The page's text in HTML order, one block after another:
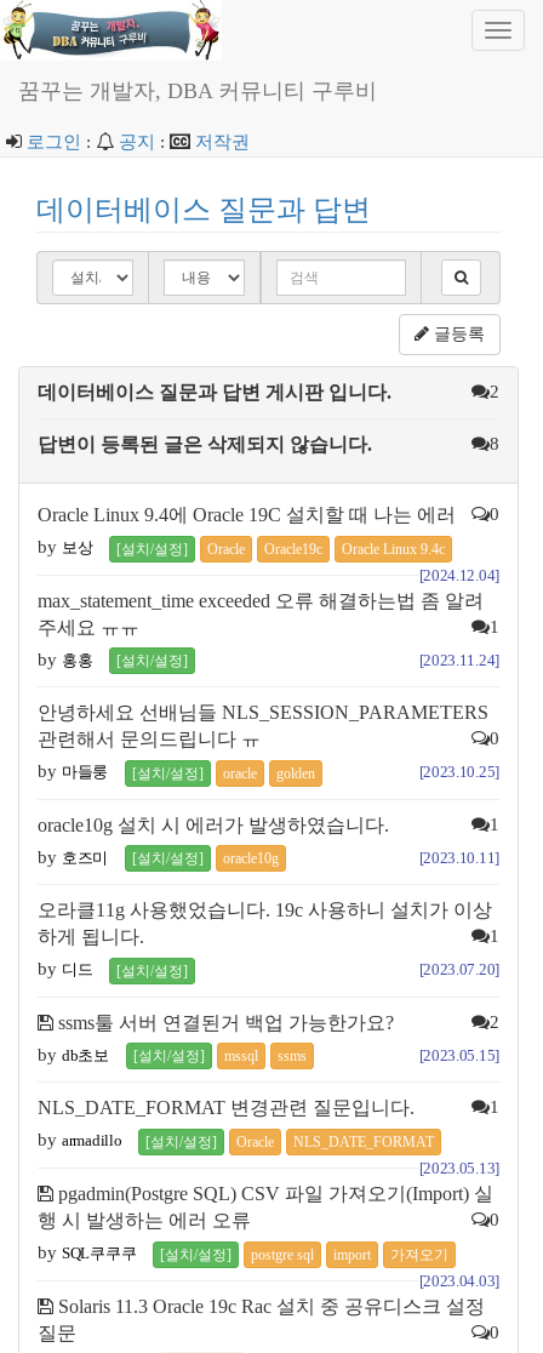
꿈꾸는 개발자, DBA 커뮤니티 구루비
로그인 : 공지 : 저작권
데이터베이스 질문과 답변
글등록
데이터베이스 질문과 답변 게시판 입니다. 2
답변이 등록된 글은 삭제되지 않습니다. 8
Oracle Linux 9.4에 Oracle 19C 설치할 때 나는 에러 0
by 보상 [설치/설정] Oracle Oracle19c Oracle Linux 9.4c
[2024.12.04]
max_statement_time exceeded 오류 해결하는법 좀 알려
주세요 ㅠㅠ
1
by 홍홍 [설치/설정] [2023.11.24]
안녕하세요 선배님들 NLS_SESSION_PARAMETERS
관련해서 문의드립니다 ㅠ
0
by 마들룽 [설치/설정] oracle golden [2023.10.25]
oracle10g 설치 시 에러가 발생하였습니다. 1
by 호즈미 [설치/설정] oracle10g [2023.10.11]
오라클11g 사용했었습니다. 19c 사용하니 설치가 이상
하게 됩니다.
1
by 디드 [설치/설정] [2023.07.20]
ssms툴 서버 연결된거 백업 가능한가요? 2
by db초보 [설치/설정] mssql ssms [2023.05.15]
NLS_DATE_FORMAT 변경관련 질문입니다. 1
by armadillo [설치/설정] Oracle NLS_DATE_FORMAT
[2023.05.13]
pgadmin(Postgre SQL) CSV 파일 가져오기(Import) 실
행 시 발생하는 에러 오류
0
by SQL쿠쿠쿠 [설치/설정] postgre sql import 가져오기
[2023.04.03]
Solaris 11.3 Oracle 19c Rac 설치 중 공유디스크 설정
질문
0